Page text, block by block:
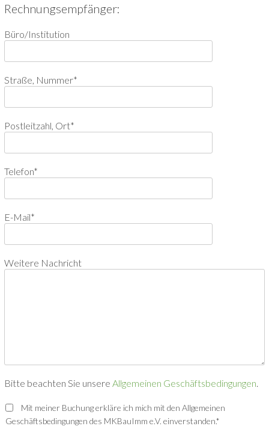
Rechnungsempfänger:
Büro/Institution
Straße, Nummer*
Postleitzahl, Ort*
Telefon*
E-Mail*
Weitere Nachricht
Bitte beachten Sie unsere Allgemeinen Geschäftsbedingungen.
Mit meiner Buchung erkläre ich mich mit den Allgemeinen
Geschäftsbedingungen des MKBauImm e.V. einverstanden.*